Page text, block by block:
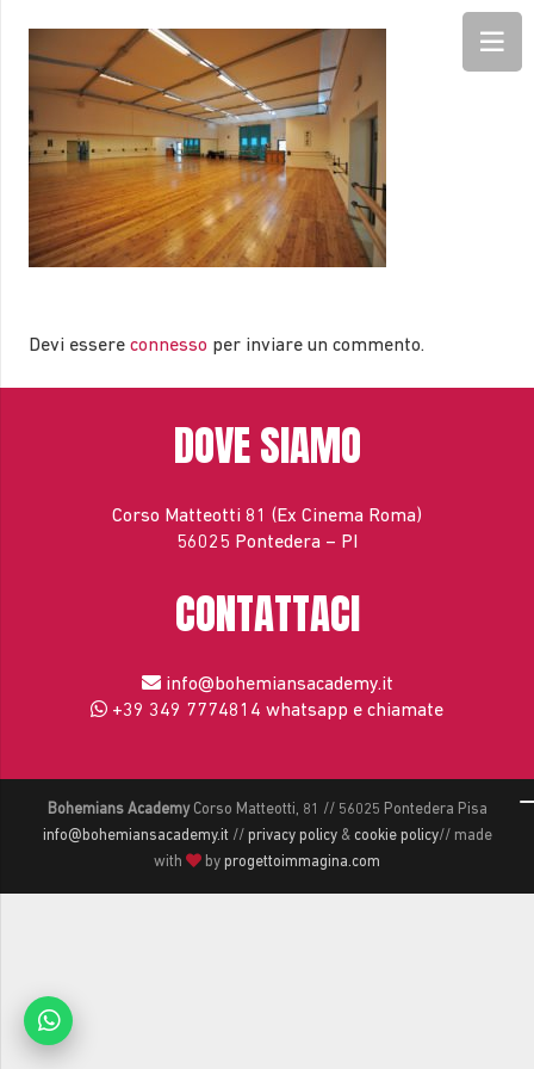
Devi essere connesso per inviare un commento.
DOVE SIAMO
Corso Matteotti 81 (Ex Cinema Roma)
56025 Pontedera – PI
CONTATTACI
info@bohemiansacademy.it
+39 349 7774814 whatsapp e chiamate
Bohemians AcademyCorso Matteotti, 81 // 56025 Pontedera Pisa
info@bohemiansacademy.it// privacy policy& cookie policy// made
with
by progettoimmagina.com